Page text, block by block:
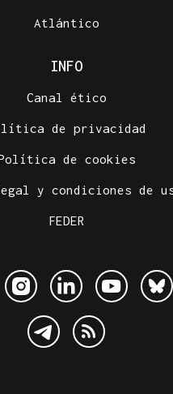
Atlántico
INFO
Canal ético
de privacidad
de cookies
y condiciones de
FEDER